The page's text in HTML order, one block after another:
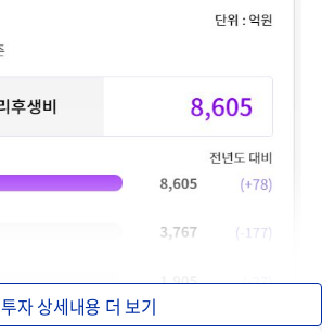
투자 상세내용 더 보기